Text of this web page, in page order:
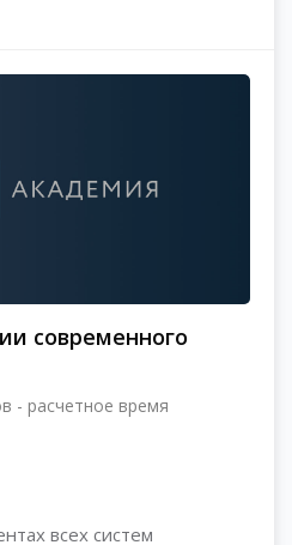
современного
- расчетное время
всех систем